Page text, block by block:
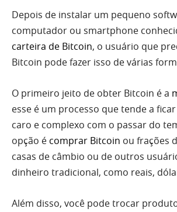
Depois de instalar um pequeno
computador ou smartphone
carteira de Bitcoin, o usuário que
Bitcoin pode fazer isso de várias
O primeiro jeito de obter Bitcoin é a
esse é um processo que tende a
caro e complexo com o passar do
opção é comprar Bitcoin ou frações
casas de câmbio ou de outros
dinheiro tradicional, como reais,
Além disso, você pode trocar